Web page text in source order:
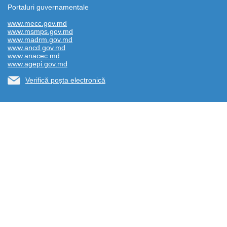
Portaluri guvernamentale
www.mecc.gov.md
www.msmps.gov.md
www.madrm.gov.md
www.ancd.gov.md
www.anacec.md
www.agepi.gov.md
Verifică poșta electronică